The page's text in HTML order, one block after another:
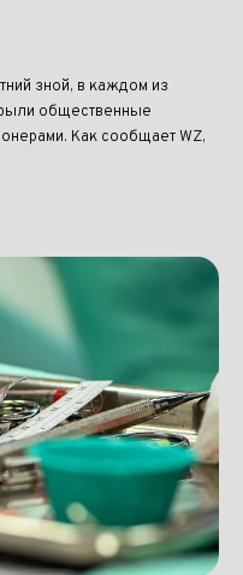
зной, в каждом из
общественные
Как сообщает WZ,